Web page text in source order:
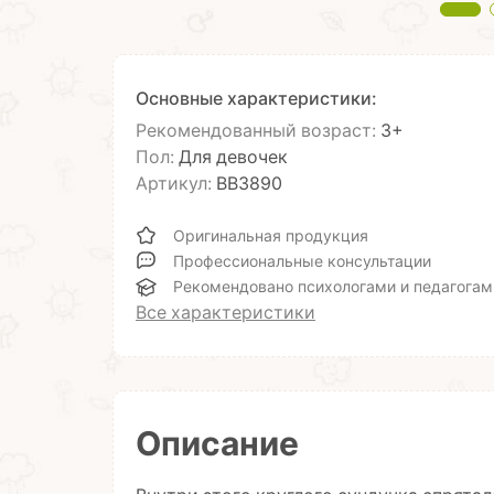
Основные характеристики:
Рекомендованный возраст: 3+
Пол: Для девочек
Артикул: ВВ3890
Оригинальная продукция
Профессиональные консультации
Рекомендовано психологами и
Все характеристики
Описание